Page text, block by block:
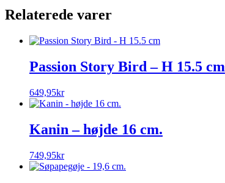
Relaterede varer
Passion Story Bird – H 15.5 cm
649,95kr
Kanin – højde 16 cm.
749,95kr